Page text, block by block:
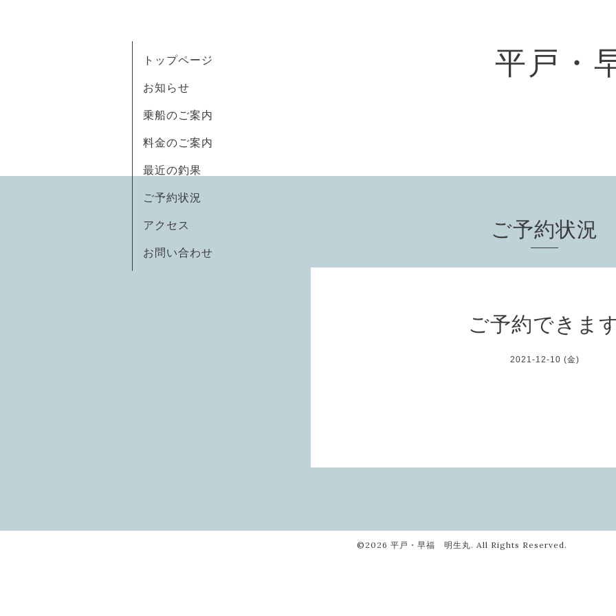
平戸・
トップページ
お知らせ
乗船のご案内
料金のご案内
最近の釣果
ご予約状況
アクセス
お問い合わせ
ご予約状況
ご予約できま
2021-12-10 (金)
©2026 平戸・早福 明生丸. All Rights Reserved.